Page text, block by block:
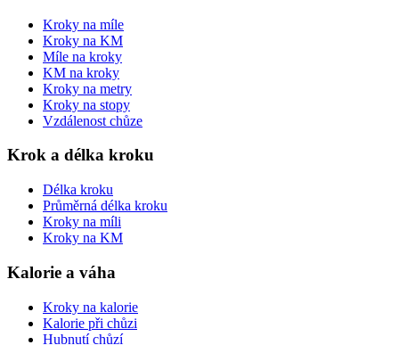
Kroky na míle
Kroky na KM
Míle na kroky
KM na kroky
Kroky na metry
Kroky na stopy
Vzdálenost chůze
Krok a délka kroku
Délka kroku
Průměrná délka kroku
Kroky na míli
Kroky na KM
Kalorie a váha
Kroky na kalorie
Kalorie při chůzi
Hubnutí chůzí